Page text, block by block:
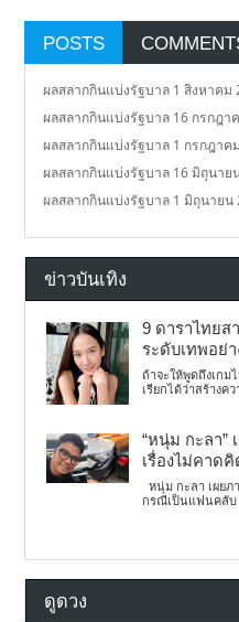
POSTS
ผลสลากกินแบ่งรัฐบาล 1 สิงหาคม
ผลสลากกินแบ่งรัฐบาล 16 กรกฎา
ผลสลากกินแบ่งรัฐบาล 1 กรกฎาค
ผลสลากกินแบ่งรัฐบาล 16 มิถุนาย
ผลสลากกินแบ่งรัฐบาล 1 มิถุนายน
ข่าวบันเทิง
9 ดาราไทยส
ระดับเทพอย่
ถ้าจะให้พูดถึงเกม
เรียกได้ว่าสร้างค
“หนุ่ม กะลา”
เรื่องไม่คาด
หนุ่ม กะลา เผย
กรณีเป็นแฟนคลับ
ดูดวง